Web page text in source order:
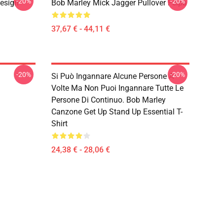
Bob Marley Mick Jagger Pullover Felpa
37,67 € - 44,11 €
-20%
Si Può Ingannare Alcune Persone A
Volte Ma Non Puoi Ingannare Tutte Le
Persone Di Continuo. Bob Marley
Canzone Get Up Stand Up Essential T-
Shirt
24,38 € - 28,06 €
-20%